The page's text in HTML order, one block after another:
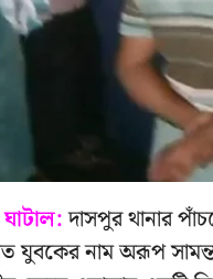
ঘাটাল:দাসপুর থানার
নাম অরূপ